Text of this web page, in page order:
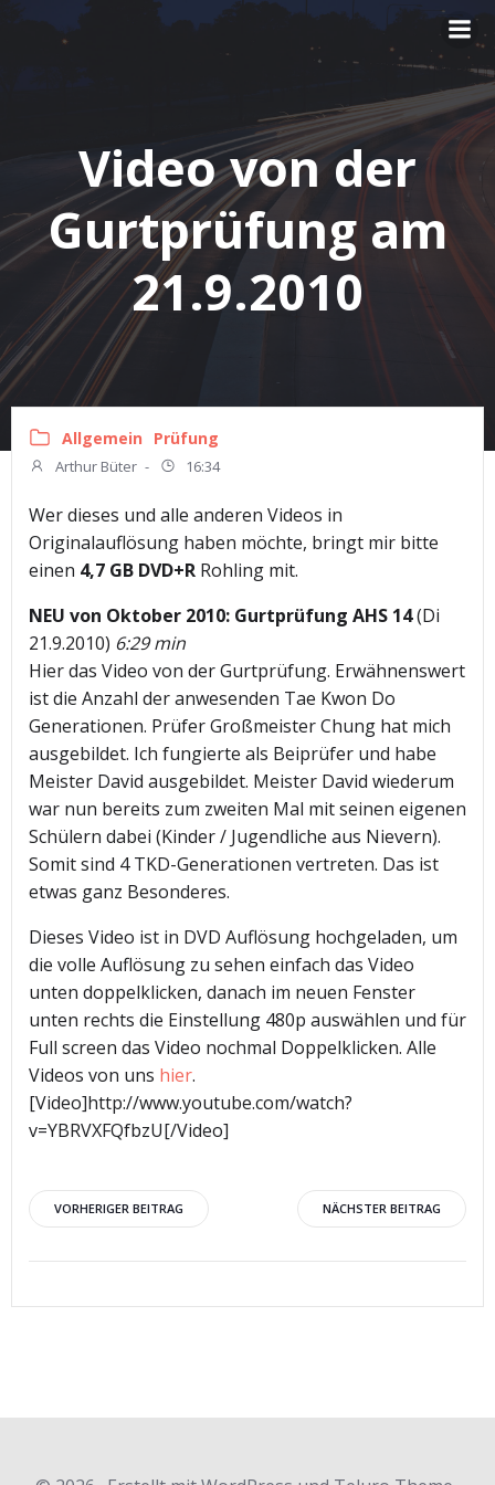
Zum
springen
Video von der
Gurtprüfung am
21.9.2010
Allgemein Prüfung
Arthur Büter - 16:34
Wer dieses und alle anderen Videos in
Originalauflösung haben möchte, bringt mir bitte
einen 4,7 GB DVD+R Rohling mit.
NEU von Oktober 2010: Gurtprüfung AHS 14(Di
21.9.2010) 6:29 min
Hier das Video von der Gurtprüfung. Erwähnenswert
ist die Anzahl der anwesenden Tae Kwon Do
Generationen. Prüfer Großmeister Chung hat mich
ausgebildet. Ich fungierte als Beiprüfer und habe
Meister David ausgebildet. Meister David wiederum
war nun bereits zum zweiten Mal mit seinen eigenen
Schülern dabei (Kinder / Jugendliche aus Nievern).
Somit sind 4 TKD-Generationen vertreten. Das ist
etwas ganz Besonderes.
Dieses Video ist in DVD Auflösung hochgeladen, um
die volle Auflösung zu sehen einfach das Video
unten doppelklicken, danach im neuen Fenster
unten rechts die Einstellung 480p auswählen und für
Full screen das Video nochmal Doppelklicken. Alle
Videos von uns hier.
[Video]http://www.youtube.com/watch?
v=YBRVXFQfbzU[/Video]
Beitragsnavigation
VORHERIGER BEITRAG NÄCHSTER BEITRAG